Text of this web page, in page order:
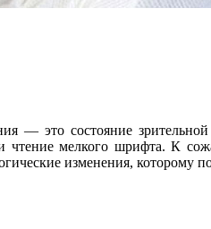
— это состояние
мелкого шрифта. К
изменения, которому